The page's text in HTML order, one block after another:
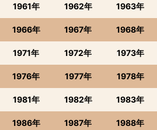
1961年 1962年 1963年
1966年 1967年 1968年
1971年 1972年 1973年
1976年 1977年 1978年
1981年 1982年 1983年
1986年 1987年 1988年